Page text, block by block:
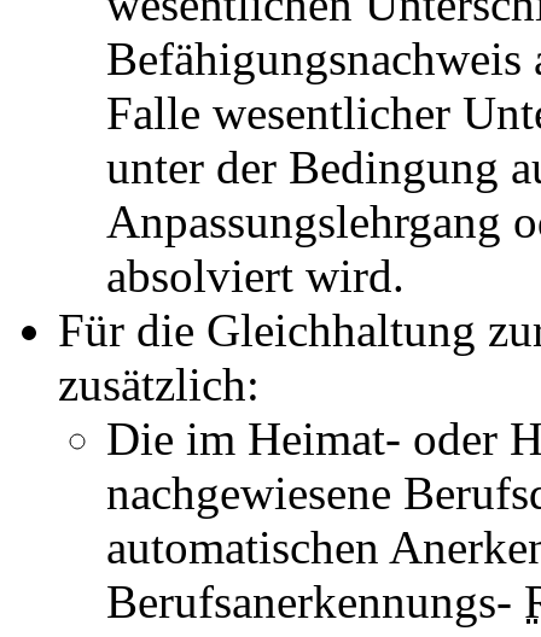
Falle wesentlicher
unter der Bedingung
Anpassungslehrgang
absolviert wird.
Für die Gleichhaltung
zusätzlich:
Die im Heimat- oder
nachgewiesene
automatischen
Berufsanerkennungs-